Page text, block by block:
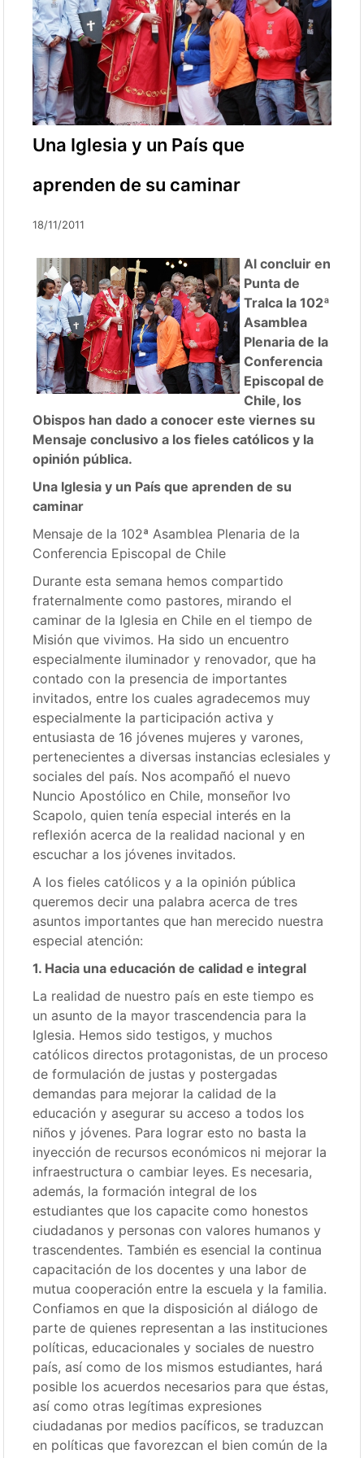
Una Iglesia y un País que
aprenden de su caminar
18/11/2011
Al concluir en
Punta de
Tralca la 102ª
Asamblea
Plenaria de la
Conferencia
Episcopal de
Chile, los
Obispos han dado a conocer este viernes su
Mensaje conclusivo a los fieles católicos y la
opinión pública.
Una Iglesia y un País que aprenden de su
caminar
Mensaje de la 102ª Asamblea Plenaria de la
Conferencia Episcopal de Chile
Durante esta semana hemos compartido
fraternalmente como pastores, mirando el
caminar de la Iglesia en Chile en el tiempo de
Misión que vivimos. Ha sido un encuentro
especialmente iluminador y renovador, que ha
contado con la presencia de importantes
invitados, entre los cuales agradecemos muy
especialmente la participación activa y
entusiasta de 16 jóvenes mujeres y varones,
pertenecientes a diversas instancias eclesiales y
sociales del país. Nos acompañó el nuevo
Nuncio Apostólico en Chile, monseñor Ivo
Scapolo, quien tenía especial interés en la
reflexión acerca de la realidad nacional y en
escuchar a los jóvenes invitados.
A los fieles católicos y a la opinión pública
queremos decir una palabra acerca de tres
asuntos importantes que han merecido nuestra
especial atención:
1. Hacia una educación de calidad e integral
La realidad de nuestro país en este tiempo es
un asunto de la mayor trascendencia para la
Iglesia. Hemos sido testigos, y muchos
católicos directos protagonistas, de un proceso
de formulación de justas y postergadas
demandas para mejorar la calidad de la
educación y asegurar su acceso a todos los
niños y jóvenes. Para lograr esto no basta la
inyección de recursos económicos ni mejorar la
infraestructura o cambiar leyes. Es necesaria,
además, la formación integral de los
estudiantes que los capacite como honestos
ciudadanos y personas con valores humanos y
trascendentes. También es esencial la continua
capacitación de los docentes y una labor de
mutua cooperación entre la escuela y la familia.
Confiamos en que la disposición al diálogo de
parte de quienes representan a las instituciones
políticas, educacionales y sociales de nuestro
país, así como de los mismos estudiantes, hará
posible los acuerdos necesarios para que éstas,
así como otras legítimas expresiones
ciudadanas por medios pacíficos, se traduzcan
en políticas que favorezcan el bien común de la